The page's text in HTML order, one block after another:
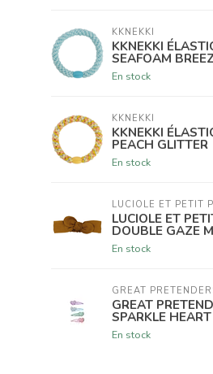
KKNEKKI
KKNEKKI
SEAFOAM
En stock
KKNEKKI
KKNEKKI
PEACH GLITTER
En stock
LUCIOLE ET PETIT
LUCIOLE ET
DOUBLE GAZE
En stock
GREAT
GREAT
SPARKLE
En stock